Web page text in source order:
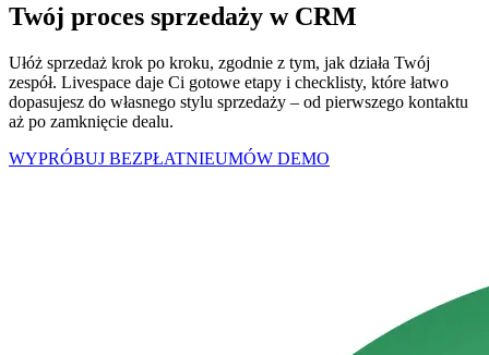
Twój proces sprzedaży w CRM
Ułóż sprzedaż krok po kroku, zgodnie z tym, jak działa Twój
zespół. Livespace daje Ci gotowe etapy i checklisty, które łatwo
dopasujesz do własnego stylu sprzedaży – od pierwszego kontaktu
aż po zamknięcie dealu.
WYPRÓBUJ BEZPŁATNIEUMÓW DEMO